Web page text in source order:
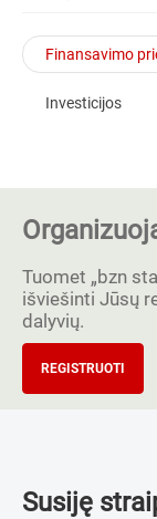
Finansavimo
Investicijos
Tuomet „bzn
išviešinti Jūsų
dalyvių.
REGISTRUOTI
Susiję